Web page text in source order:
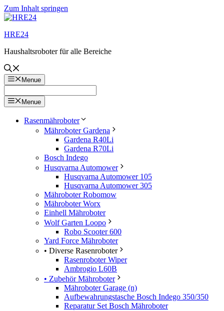
Zum Inhalt springen
HRE24
Haushaltsroboter für alle Bereiche
Menue
Menue
Rasenmähroboter
Mähroboter Gardena
Gardena R40Li
Gardena R70Li
Bosch Indego
Husqvarna Automower
Husqvarna Automower 105
Husqvarna Automower 305
Mähroboter Robomow
Mähroboter Worx
Einhell Mähroboter
Wolf Garten Loopo
Robo Scooter 600
Yard Force Mähroboter
• Diverse Rasenroboter
Rasenroboter Wiper
Ambrogio L60B
• Zubehör Mähroboter
Mähroboter Garage (n)
Aufbewahrungstasche Bosch Indego 350/350
Reparatur Set Bosch Mähroboter